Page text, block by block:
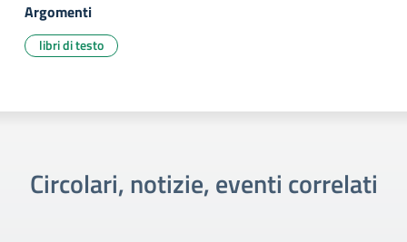
Argomenti
libri di testo
Circolari, notizie, eventi correlati